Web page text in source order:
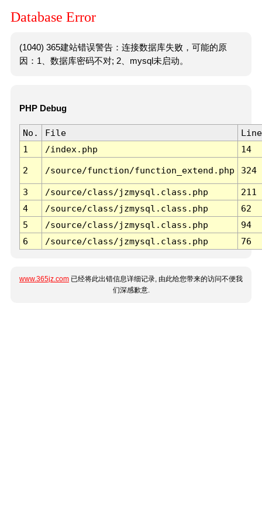
Database Error
(1040) 365建站错误警告：连接数据库失败，可能的原
因：1、数据库密码不对; 2、mysql未启动。
PHP Debug
No. File
Line
1
/index.php 14
2 /source/function/function_extend.php 324
3 /source/class/jzmysql.class.php
211
4
/source/class/jzmysql.class.php
62
5
/source/class/jzmysql.class.php
94
6
/source/class/jzmysql.class.php 76
www.365jz.com 已经将此出错信息详细记录, 由此给您带来的访问不便我
们深感歉意.